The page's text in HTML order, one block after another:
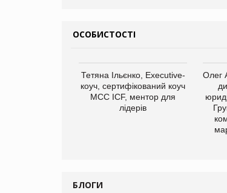
ОСОБИСТОСТІ
Тетяна Ільєнко, Executive-
коуч, сертифікований коуч
МСС ICF, ментор для
лідерів
Олег
БЛОГИ